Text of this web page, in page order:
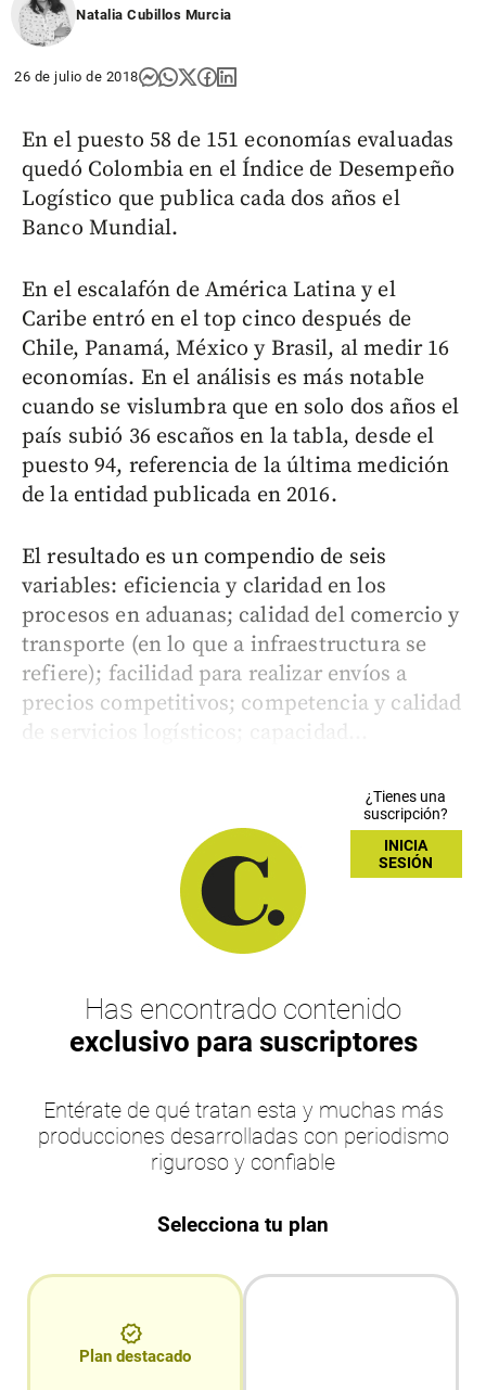
Natalia Cubillos Murcia
26 de julio de 2018
En el puesto 58 de 151 economías evaluadas
quedó Colombia en el Índice de Desempeño
Logístico que publica cada dos años el
Banco Mundial.
En el escalafón de América Latina y el
Caribe entró en el top cinco después de
Chile, Panamá, México y Brasil, al medir 16
economías. En el análisis es más notable
cuando se vislumbra que en solo dos años el
país subió 36 escaños en la tabla, desde el
puesto 94, referencia de la última medición
de la entidad publicada en 2016.
El resultado es un compendio de seis
variables: eficiencia y claridad en los
procesos en aduanas; calidad del comercio y
transporte (en lo que a infraestructura se
refiere); facilidad para realizar envíos a
precios competitivos; competencia y calidad
de servicios logísticos; capacidad...
¿Tienes una
suscripción?
INICIA
SESIÓN
Has encontrado contenido
exclusivo para suscriptores
Entérate de qué tratan esta y muchas más
producciones desarrolladas con periodismo
riguroso y confiable
Selecciona tu plan
Plan destacado